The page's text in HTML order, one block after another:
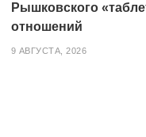
Рышковского
отношений
9 АВГУСТА, 2026